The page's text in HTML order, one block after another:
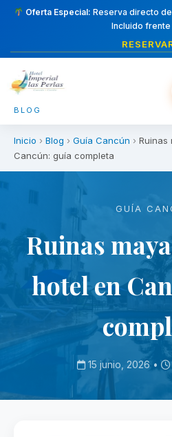
Oferta Especial: Reserva directo
Incluido frente
BLOG
Inicio › Blog › Guía Cancún › Ruinas
Cancún: guía completa
GUÍA
Ruinas
hotel en
15 junio, 2026 •